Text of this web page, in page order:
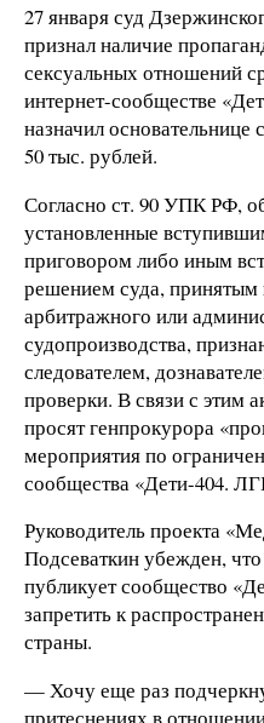
27 января суд
признал наличие
сексуальных отношений
интернет-сообществе
назначил
50 тыс. рублей.
Согласно ст. 90 УПК РФ,
установленные
приговором либо иным
решением суда, принятым
арбитражного или
судопроизводства,
следователем,
проверки. В связи с этим
просят генпрокурора
мероприятия по
сообщества «Дети-404.
Руководитель проекта
Подсеваткин убежден,
публикует сообщество
запретить к
страны.
— Хочу еще раз